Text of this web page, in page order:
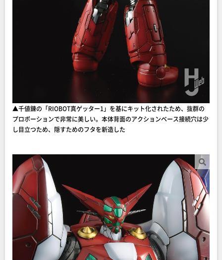
▲千値錬の「RIOBOT真ゲッター1」を基にキット化されたため、抜群の
プロポーションで非常に美しい。本体背面のアクションベース接続穴は少
し目立つため、隠すためのフタを新造した